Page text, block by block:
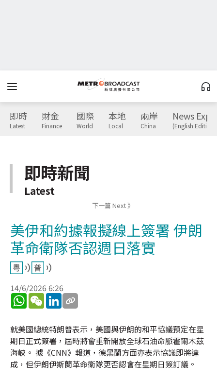
即時
Latest
財金
Finance
國際
World
本地
Local
兩岸
China
News
(English Edition)
即時新聞
Latest
下一篇 Next 》
美伊和約據報擬線上簽署 伊朗
革命衛隊否認週日落實
14/6/2026 6:26
WhatsApp
WeChatLinkedIn
就美國總統特朗普表示，美國與伊朗的和平協議預定在星
期日正式簽署，屆時將會重新開放全球石油命脈霍爾木茲
海峽。 據《CNN》報道，德黑蘭方面亦表示協議即將達
成，但伊朗伊斯蘭革命衛隊更否認會在星期日簽訂議。